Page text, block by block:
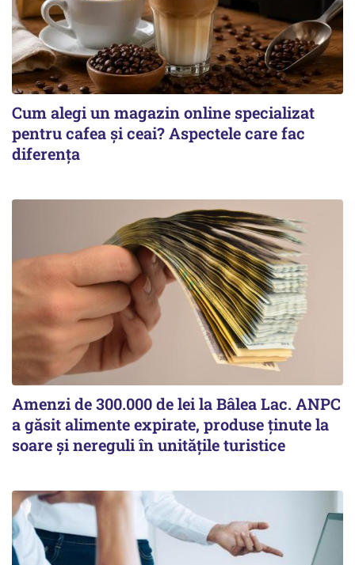
Cum alegi un magazin online specializat
pentru cafea și ceai? Aspectele care fac
diferența
Amenzi de 300.000 de lei la Bâlea Lac. ANPC
a găsit alimente expirate, produse ținute la
soare și nereguli în unitățile turistice